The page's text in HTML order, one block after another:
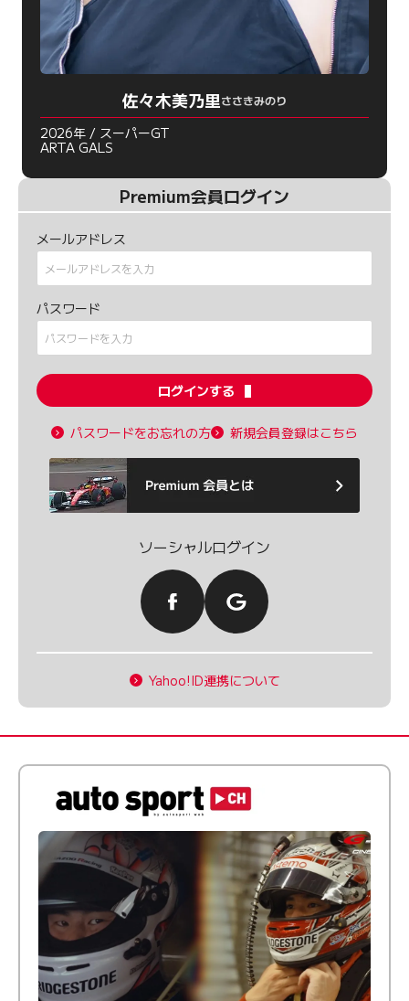
佐々木美乃里ささきみのり
2026年 / スーパーGT
ARTA GALS
Premium会員ログイン
メールアドレス
パスワード
ログインする
パスワードをお忘れの方 新規会員登録はこちら
ソーシャルログイン
Yahoo!ID連携について